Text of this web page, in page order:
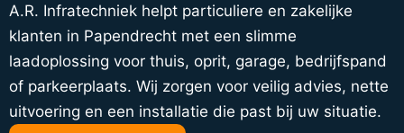
A.R. Infratechniek helpt particuliere en zakelijke
klanten in Papendrecht met een slimme
laadoplossing voor thuis, oprit, garage, bedrijfspand
of parkeerplaats. Wij zorgen voor veilig advies, nette
uitvoering en een installatie die past bij uw situatie.